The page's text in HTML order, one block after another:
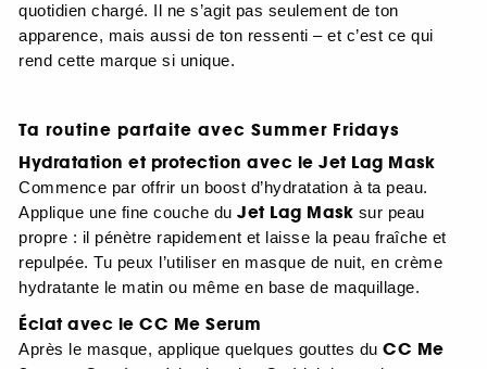
quotidien chargé. Il ne s’agit pas seulement de ton
apparence, mais aussi de ton ressenti – et c’est ce qui
rend cette marque si unique.
Ta routine parfaite avec Summer Fridays
Hydratation et protection avec le Jet Lag Mask
Commence par offrir un boost d’hydratation à ta peau.
Applique une fine couche du Jet Lag Mask sur peau
propre : il pénètre rapidement et laisse la peau fraîche et
repulpée. Tu peux l’utiliser en masque de nuit, en crème
hydratante le matin ou même en base de maquillage.
Éclat avec le CC Me Serum
Après le masque, applique quelques gouttes du CC Me